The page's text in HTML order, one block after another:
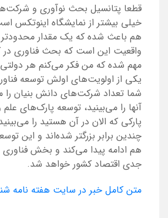
قطعا پتانسیل بحث نوآوری و
خیلی بیشتر از نمایشگاه اینوتکس
هم باعث شده که یک مقدار محدودتر
واقعیت این است که بحث فناوری در
مهم شده که من فکر می‌کنم هر دولتی
یکی از اولویت‌های اولش توسعه
شما تعداد شرکت‌های دانش بنیان را
آنها را می‌بینید، توسعه پارک‌های
پارکی که الان در آن هستید را
چندین برابر بزرگتر شده‌اند و این
هم ادامه پیدا می‌کند و بخش
جدی اقتصاد کشور خواهد شد.
متن کامل خبر در سایت هفته نامه